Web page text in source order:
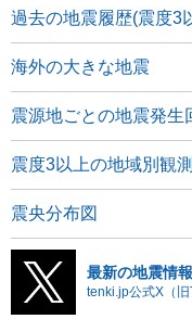
過去の地震履歴(震度3
海外の大きな地震
震源地ごとの地震発生
震度3以上の地域別観
震央分布図
最新の地震情
tenki.jp公式X（旧